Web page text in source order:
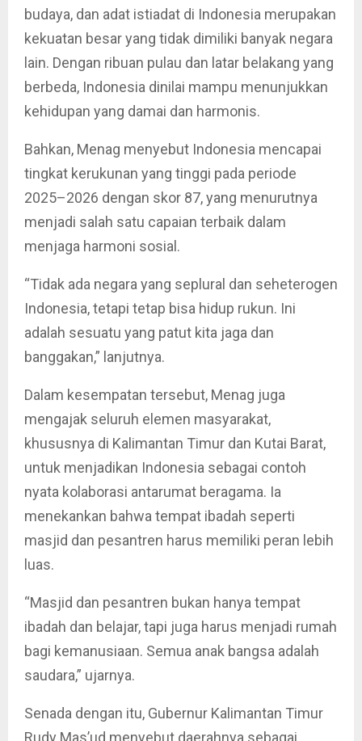
budaya, dan adat istiadat di Indonesia merupakan
kekuatan besar yang tidak dimiliki banyak negara
lain. Dengan ribuan pulau dan latar belakang yang
berbeda, Indonesia dinilai mampu menunjukkan
kehidupan yang damai dan harmonis.
Bahkan, Menag menyebut Indonesia mencapai
tingkat kerukunan yang tinggi pada periode
2025–2026 dengan skor 87, yang menurutnya
menjadi salah satu capaian terbaik dalam
menjaga harmoni sosial.
“Tidak ada negara yang seplural dan seheterogen
Indonesia, tetapi tetap bisa hidup rukun. Ini
adalah sesuatu yang patut kita jaga dan
banggakan,” lanjutnya.
Dalam kesempatan tersebut, Menag juga
mengajak seluruh elemen masyarakat,
khususnya di Kalimantan Timur dan Kutai Barat,
untuk menjadikan Indonesia sebagai contoh
nyata kolaborasi antarumat beragama. Ia
menekankan bahwa tempat ibadah seperti
masjid dan pesantren harus memiliki peran lebih
luas.
“Masjid dan pesantren bukan hanya tempat
ibadah dan belajar, tapi juga harus menjadi rumah
bagi kemanusiaan. Semua anak bangsa adalah
saudara,” ujarnya.
Senada dengan itu, Gubernur Kalimantan Timur
Rudy Mas’ud menyebut daerahnya sebagai